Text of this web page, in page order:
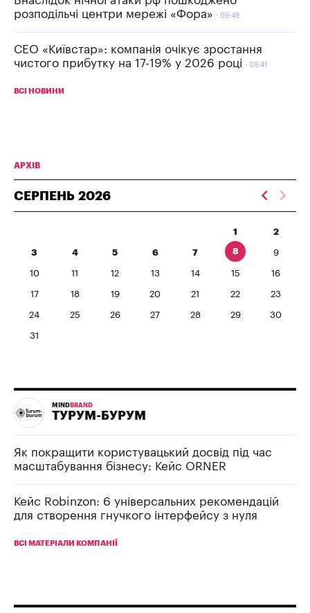
розподільчі центри мережі «Фора»
09:49
СЕО «Київстар»: компанія очікує зростання
чистого прибутку на 17-19% у 2026 році
09:41
ВСІ НОВИНИ
АРХІВ
СЕРПЕНЬ 2026
1 2
3 4 5 6 7 8 9
10 11 12 13 14 15 16
17 18 19 20 21 22 23
24 25 26 27 28 29 30
31
MIND BRAND
ТУРУМ-БУРУМ
Як покращити користувацький досвід під час
масштабування бізнесу: Кейс ORNER
Кейс Robinzon: 6 універсальних рекомендацій
для створення гнучкого інтерфейсу з нуля
ВСІ МАТЕРІАЛИ КОМПАНІЇ